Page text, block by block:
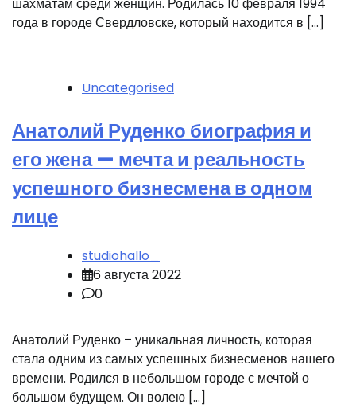
года в городе Свердловске, который находится в […]
Uncategorised
Анатолий Руденко биография и
его жена — мечта и реальность
успешного бизнесмена в одном
лице
studiohallo_
6 августа 2022
0
Анатолий Руденко – уникальная личность, которая
стала одним из самых успешных бизнесменов нашего
времени. Родился в небольшом городе с мечтой о
большом будущем. Он волею […]